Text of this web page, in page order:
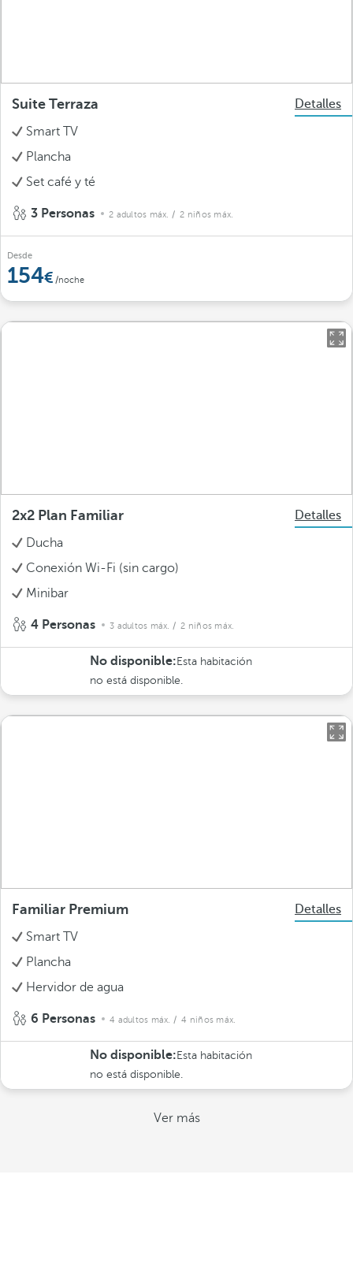
Suite Terraza
Detalles
Smart TV
Plancha
Set café y té
3 Personas 2 adultos máx. / 2 niños máx.
Desde
154 /noche
2x2 Plan Familiar
Detalles
Ducha
Conexión Wi-Fi (sin cargo)
Minibar
4 Personas 3 adultos máx. / 2 niños máx.
No disponible: Esta habitación
no está disponible.
Familiar Premium
Detalles
Smart TV
Plancha
Hervidor de agua
6 Personas 4 adultos máx. / 4 niños máx.
No disponible: Esta habitación
no está disponible.
Ver más